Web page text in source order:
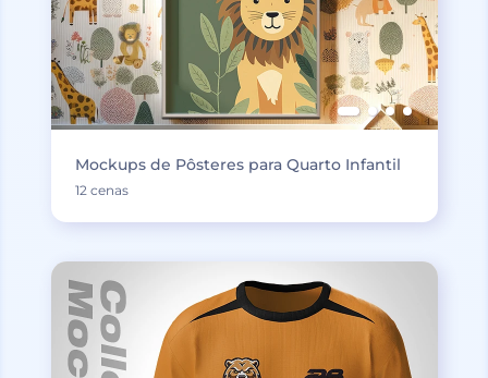
Mockups de Pôsteres para Quarto Infantil
12 cenas